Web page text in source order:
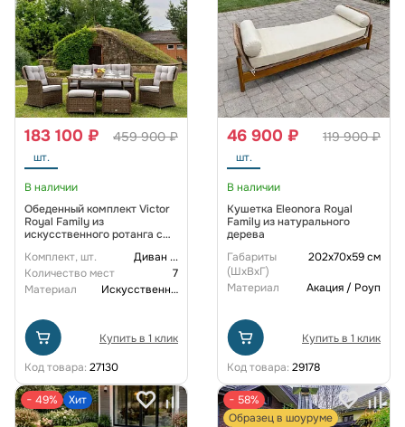
459 900 ₽
183 100 ₽
шт.
В наличии
Обеденный комплект Victor
Royal Family из
искусственного ротанга c
Комплект, шт. Диван ...
Количество мест
7
Материал
Искусственный ротанг
Купить в 1 клик
Код товара: 27130
119 900 ₽
46 900 ₽
шт.
В наличии
Кушетка Eleonora Royal
Family из натурального
дерева
Габариты
(ШxВxГ)
202x70x59 см
Материал Акация / Роуп
Купить в 1 клик
Код товара: 29178
− 49% Хит
− 58%
Образец в шоуруме